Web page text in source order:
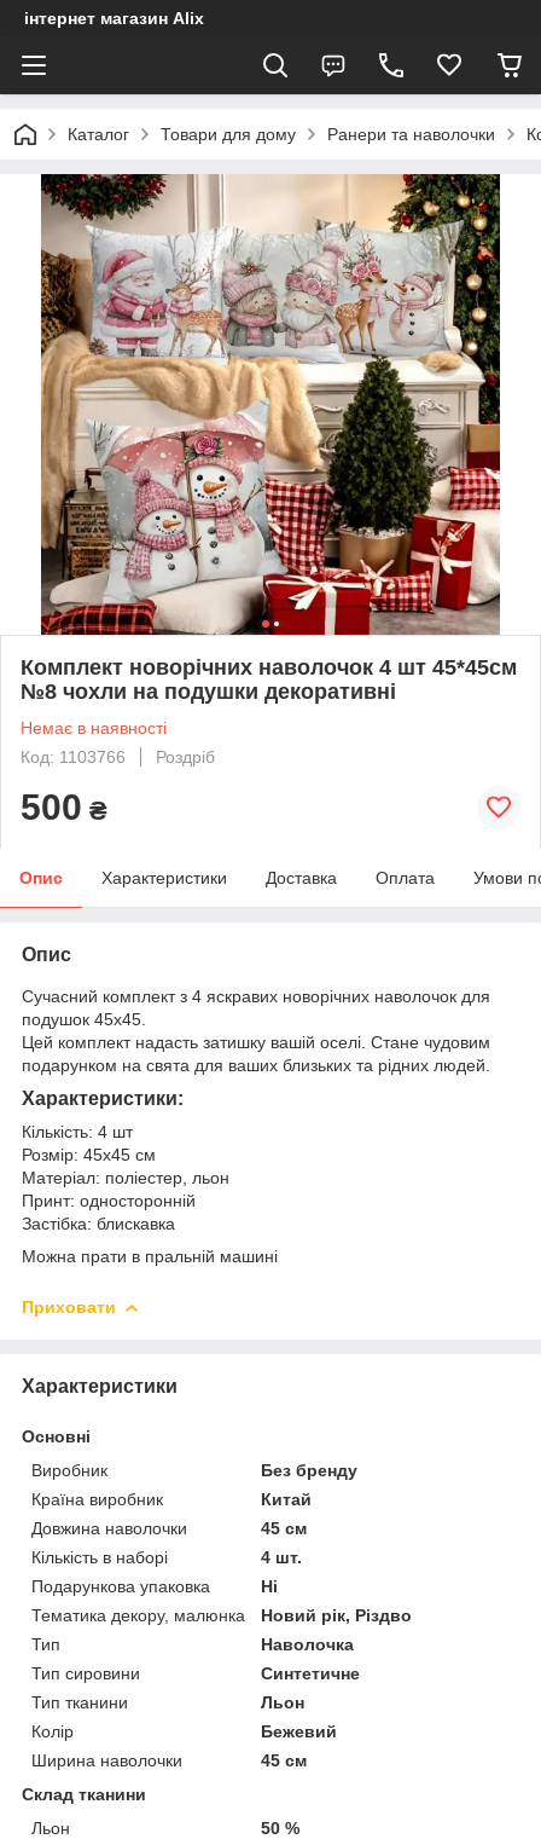
інтернет магазин Alix
Каталог Товари для дому Ранери та наволочки
Комплект новорічних наволочок 4 шт 45*45см
№8 чохли на подушки декоративні
Немає в наявності
Код: 1103766
Роздріб
500 ₴
Опис Характеристики Доставка Оплата Умови
Опис
Сучасний комплект з 4 яскравих новорічних наволочок для
подушок 45х45.
Цей комплект надасть затишку вашій оселі. Стане чудовим
подарунком на свята для ваших близьких та рідних людей.
Характеристики:
Кількість: 4 шт
Розмір: 45х45 см
Матеріал: поліестер, льон
Принт: односторонній
Застібка: блискавка
Можна прати в пральній машині
Приховати
Характеристики
Основні
Виробник
Без бренду
Країна виробник
Китай
Довжина наволочки
45 см
Кількість в наборі
4 шт.
Подарункова упаковка
Ні
Тематика декору, малюнка
Новий рік, Різдво
Тип
Наволочка
Тип сировини
Синтетичне
Тип тканини
Льон
Колір
Бежевий
Ширина наволочки
45 см
Склад тканини
Льон
50 %